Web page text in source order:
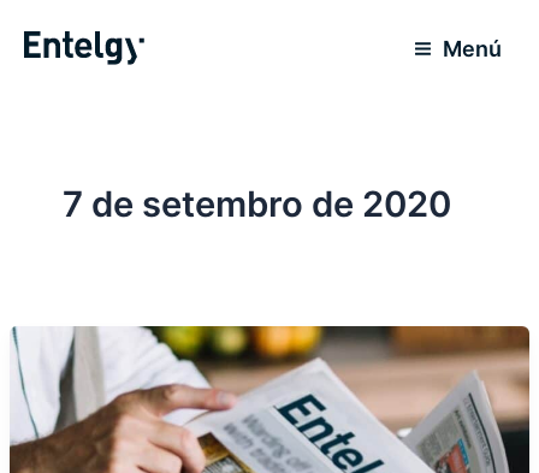
para
Menú
7 de setembro de 2020